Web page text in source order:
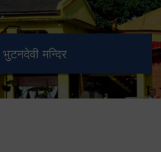
भुटनदेवी मन्दिर
स्मारक
नगर
कार्यालय
डाँडाबाट देखिएको दृश्य